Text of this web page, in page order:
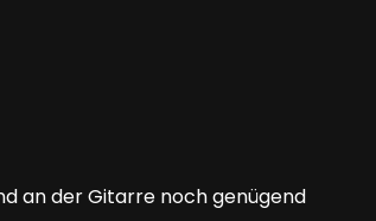
an der Gitarre noch genügend